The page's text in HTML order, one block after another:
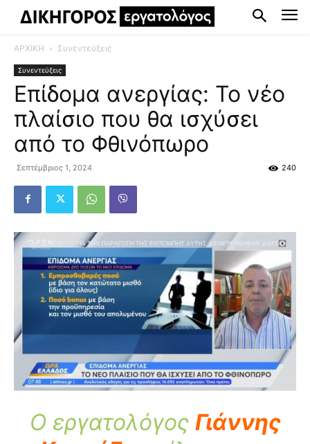
ΑΡΧΙΚΗ Συνεντεύξεις
Συνεντεύξεις
Επίδομα ανεργίας: Το νέο
πλαίσιο που θα ισχύσει
από το Φθινόπωρο
Σεπτέμβριος 1, 2024 240
Ο εργατολόγος Γιάννης